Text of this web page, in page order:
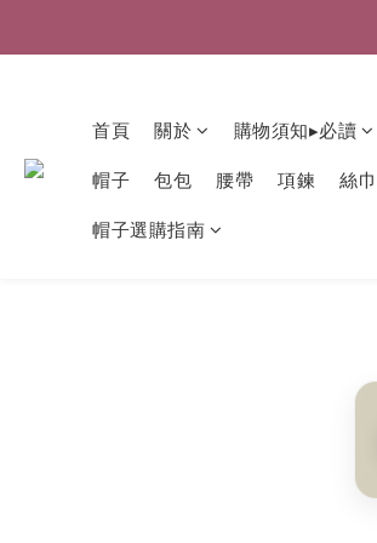
首頁 關於 購物須知▸必讀
帽子 包包 腰帶 項鍊 絲巾
帽子選購指南